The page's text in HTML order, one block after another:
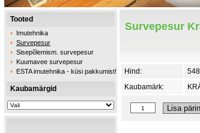
Tooted
Imutehnika
Survepesur
Sisepõlemism. survepesur
Kuumavee survepesur
ESTA imutehnika - küsi pakkumist!
Kaubamärgid
Survepesur
Hind:
Kaubamärk: